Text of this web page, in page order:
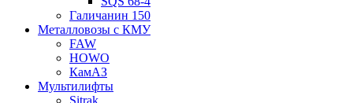
Галичанин 150
Металловозы с КМУ
FAW
HOWO
КамАЗ
Мультилифты
Sitrak